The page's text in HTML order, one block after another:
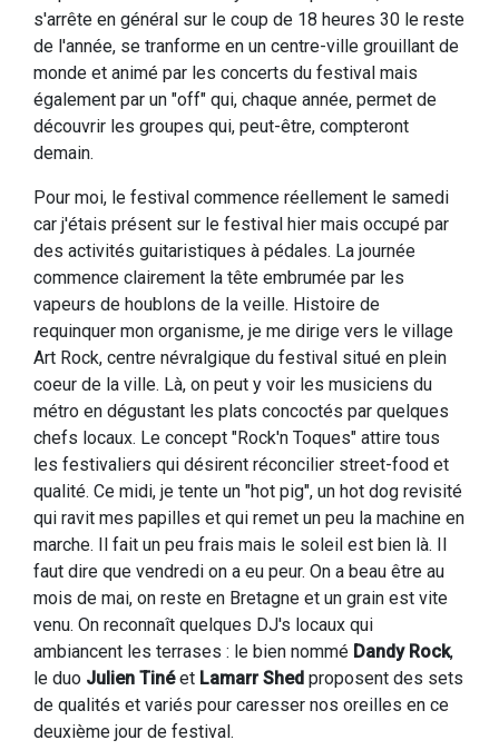
s'arrête en général sur le coup de 18 heures 30 le reste
de l'année, se tranforme en un centre-ville grouillant de
monde et animé par les concerts du festival mais
également par un "off" qui, chaque année, permet de
découvrir les groupes qui, peut-être, compteront
demain.
Pour moi, le festival commence réellement le samedi
car j'étais présent sur le festival hier mais occupé par
des activités guitaristiques à pédales. La journée
commence clairement la tête embrumée par les
vapeurs de houblons de la veille. Histoire de
requinquer mon organisme, je me dirige vers le village
Art Rock, centre névralgique du festival situé en plein
coeur de la ville. Là, on peut y voir les musiciens du
métro en dégustant les plats concoctés par quelques
chefs locaux. Le concept "Rock'n Toques" attire tous
les festivaliers qui désirent réconcilier street-food et
qualité. Ce midi, je tente un "hot pig", un hot dog revisité
qui ravit mes papilles et qui remet un peu la machine en
marche. Il fait un peu frais mais le soleil est bien là. Il
faut dire que vendredi on a eu peur. On a beau être au
mois de mai, on reste en Bretagne et un grain est vite
venu. On reconnaît quelques DJ's locaux qui
ambiancent les terrases : le bien nommé Dandy Rock,
le duo Julien Tinéet Lamarr Shed proposent des sets
de qualités et variés pour caresser nos oreilles en ce
deuxième jour de festival.